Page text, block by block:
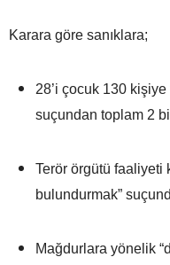
Karara göre sanıklara;
28’i çocuk 130
suçundan toplam 2
Terör örgütü faaliyeti
bulundurmak”
Mağdurlara yönelik